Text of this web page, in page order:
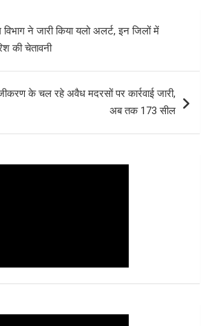
ने जारी किया यलो अलर्ट, इन जिलों में
की चेतावनी
के चल रहे अवैध मदरसों पर कार्रवाई जारी,
अब तक 173 सील